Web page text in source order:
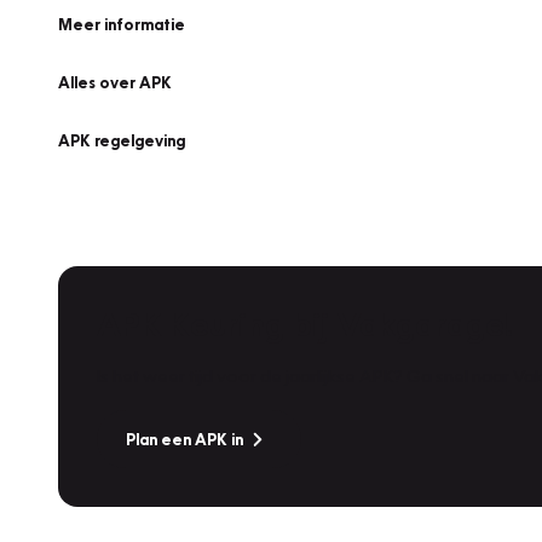
Meer informatie
Alles over APK
APK regelgeving
Plan een APK in